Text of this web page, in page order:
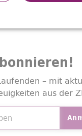
– mit
aus der